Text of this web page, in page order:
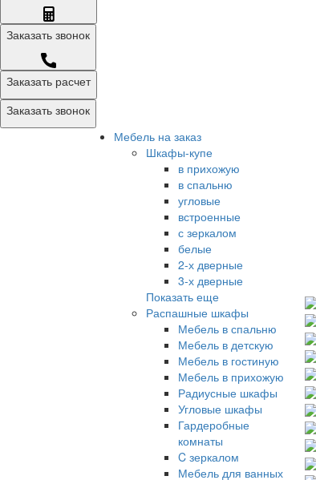
Заказать звонок
Заказать расчет
Заказать звонок
Мебель на заказ
Шкафы-купе
в прихожую
в спальню
угловые
встроенные
с зеркалом
белые
2-х дверные
3-х дверные
Показать еще
Распашные шкафы
Мебель в спальню
Мебель в детскую
Мебель в гостиную
Мебель в прихожую
Радиусные шкафы
Угловые шкафы
Гардеробные
комнаты
C зеркалом
Мебель для ванных